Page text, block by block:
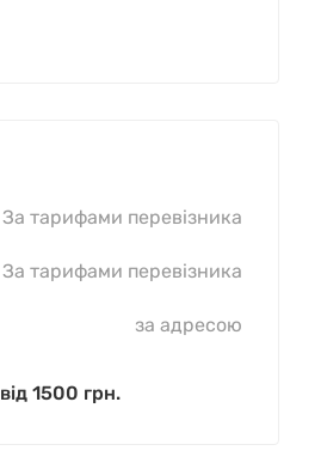
За тарифами перевізника
За тарифами перевізника
за адресою
від 1500 грн.